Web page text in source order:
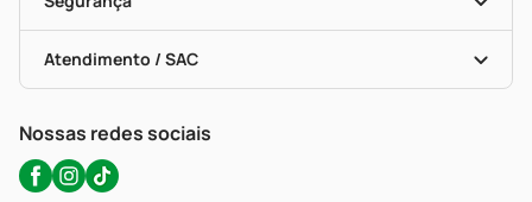
Troca E Devolução
Bulas De A A Z
Políticas De Marketplace
Testes Rápidos
Autoteste Covid-19
Certificado De Segurança
Portal Da Privacidade
Atendimento / SAC
WhatsApp (47) 9202-1687
Nossas redes sociais